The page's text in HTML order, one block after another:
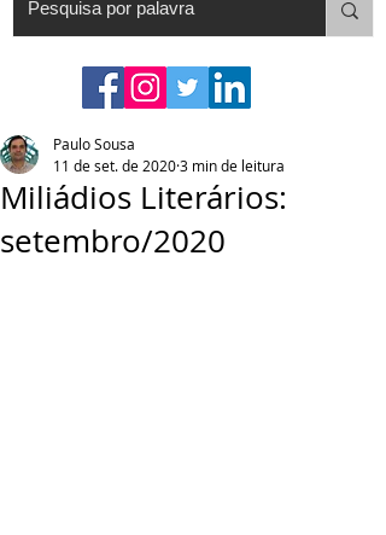
Miliádios Literários:
setembro/2020
Paulo Sousa
11 de set. de 20203 min de leitura